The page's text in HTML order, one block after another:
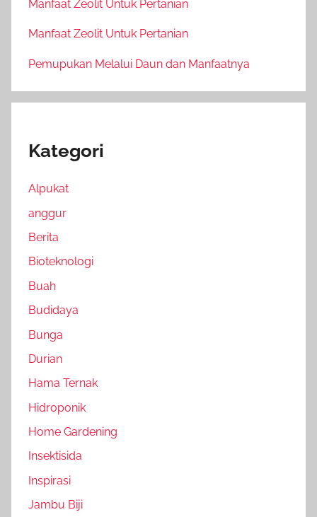
Manfaat Zeolit Untuk Pertanian
Manfaat Zeolit Untuk Pertanian
Pemupukan Melalui Daun dan Manfaatnya
Kategori
Alpukat
anggur
Berita
Bioteknologi
Buah
Budidaya
Bunga
Durian
Hama Ternak
Hidroponik
Home Gardening
Insektisida
Inspirasi
Jambu Biji